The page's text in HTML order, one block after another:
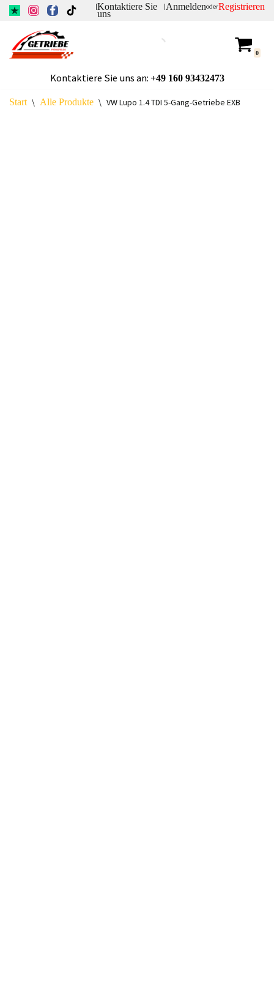
Inhalt
springen
|Kontaktiere Sie
uns
|AnmeldenoderRegistrieren
0
Kontaktiere Sie uns an: +49160 93432473
Start \ Alle Produkte \ VW Lupo 1.4 TDI 5-Gang-Getriebe EXB